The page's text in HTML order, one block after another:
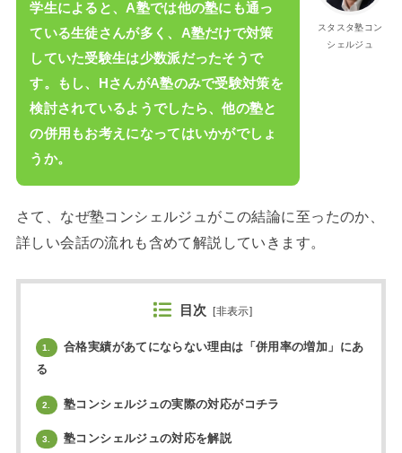
スタスタ塾コン
シェルジュ
学生によると、A塾では他の塾にも通っ
ている生徒さんが多く、A塾だけで対策
していた受験生は少数派だったそうで
す。もし、HさんがA塾のみで受験対策を
検討されているようでしたら、他の塾と
の併用もお考えになってはいかがでしょ
うか。
さて、なぜ塾コンシェルジュがこの結論に至ったのか、
詳しい会話の流れも含めて解説していきます。
目次 [非表示]
1.
合格実績があてにならない理由は「併用率の増加」にあ
る
2. 塾コンシェルジュの実際の対応がコチラ
3. 塾コンシェルジュの対応を解説